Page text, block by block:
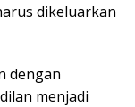
dikeluarkan
dengan
menjadi